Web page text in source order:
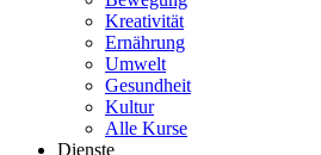
Kreativität
Ernährung
Umwelt
Gesundheit
Kultur
Alle Kurse
Dienste